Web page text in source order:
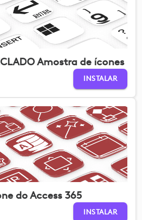
Amostra de ícones
INSTALAR
do Access 365
INSTALAR